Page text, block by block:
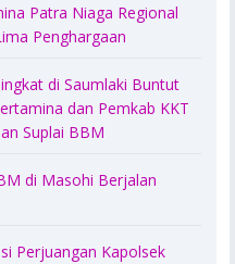
Patra Niaga Regional
Penghargaan
di Saumlaki Buntut
dan Pemkab KKT
Suplai BBM
di Masohi Berjalan
Perjuangan Kapolsek